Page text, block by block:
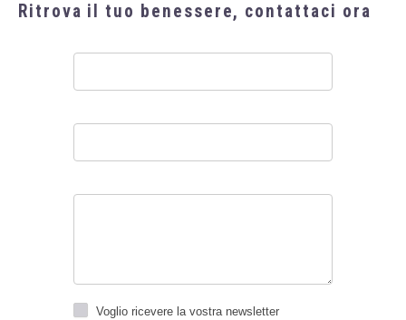
Ritrova il tuo benessere, contattaci ora
Ritrova
il
tuo
benessere,
contattaci
Voglio ricevere la vostra newsletter